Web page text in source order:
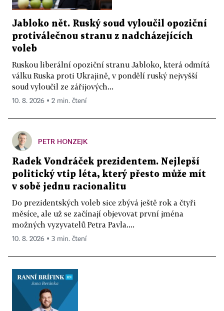
Jabloko nět. Ruský soud vyloučil opoziční
protiválečnou stranu z nadcházejících
voleb
Ruskou liberální opoziční stranu Jabloko, která odmítá
válku Ruska proti Ukrajině, v pondělí ruský nejvyšší
soud vyloučil ze zářijových...
10. 8. 2026 ▪ 2 min. čtení
PETR HONZEJK
Radek Vondráček prezidentem. Nejlepší
politický vtip léta, který přesto může mít
v sobě jednu racionalitu
Do prezidentských voleb sice zbývá ještě rok a čtyři
měsíce, ale už se začínají objevovat první jména
možných vyzyvatelů Petra Pavla....
10. 8. 2026 ▪ 3 min. čtení